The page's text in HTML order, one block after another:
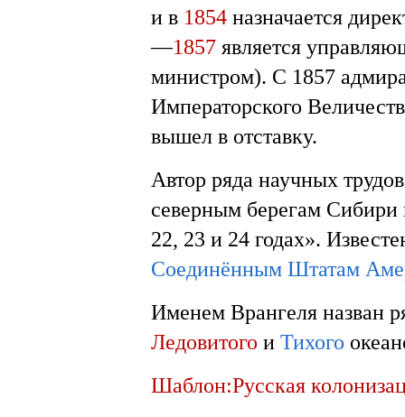
и в 1854 назначается
—1857 является
министром). С 1857
Императорского
вышел в отставку.
Автор ряда научных
северным берегам
22, 23 и 24 годах».
Соединённым Штатам
Именем Врангеля назван
Ледовитого и Тихого
Шаблон:Русская